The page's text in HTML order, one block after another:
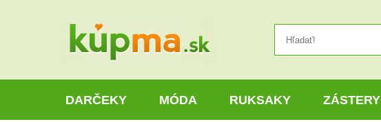
DARČEKY MÓDA RUKSAKY ZÁSTERY